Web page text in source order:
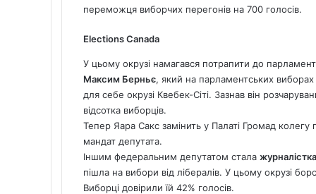
переможця виборчих перегонів на 700 голосів.
Elections Canada
У цьому окрузі намагався потрапити до
Максим Берньє, який на парламентських
для себе окрузі Квебек-Сіті. Зазнав він
відсотка виборців.
Тепер Яара Сакс замінить у Палаті Громад колегу
мандат депутата.
Іншим федеральним депутатом стала
пішла на вибори від лібералів. У цьому окрузі
Виборці довірили їй 42% голосів.